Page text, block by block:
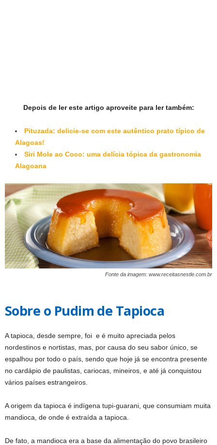
Depois de ler este artigo aproveite para ler também:
Pituzada: delicie-se com este autêntico prato típico de
Alagoas!
Siri Mole ao Coco: uma delícia tópica da gastronomia
Alagoana
Fonte da imagem: www.receitasnestle.com.br
Sobre o Pudim de Tapioca
A tapioca, desde sempre, foi e é muito apreciada pelos
nordestinos e nortistas, mas, por causa do seu sabor único, se
espalhou por todo o país, sendo que hoje já se encontra presente
no cardápio de paulistas, cariocas, mineiros, e até já conquistou
vários países estrangeiros.
A origem da tapioca é indígena tupi-guarani, que consumiam muita
mandioca, de onde é extraída a tapioca.
De fato, a mandioca era a base da alimentação do povo brasileiro